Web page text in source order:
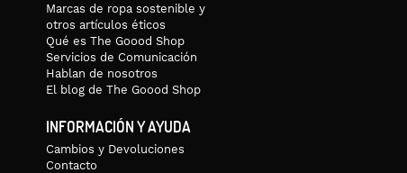
Marcas de ropa sostenible y
otros artículos éticos
Qué es The Goood Shop
Servicios de Comunicación
Hablan de nosotros
El blog de The Goood Shop
INFORMACIÓN Y AYUDA
Cambios y Devoluciones
Contacto